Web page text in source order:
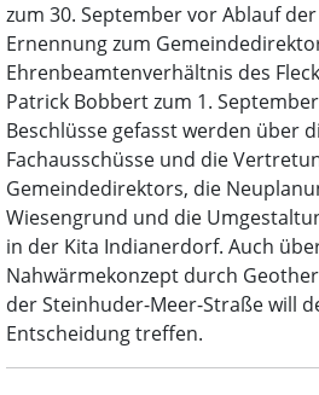
zum 30. September vor Ablauf
Ernennung zum
Ehrenbeamtenverhältnis des
Patrick Bobbert zum 1.
Beschlüsse gefasst werden über
Fachausschüsse und die
Gemeindedirektors, die
Wiesengrund und die
in der Kita Indianerdorf. Auch
Nahwärmekonzept durch
der Steinhuder-Meer-Straße will
Entscheidung treffen.